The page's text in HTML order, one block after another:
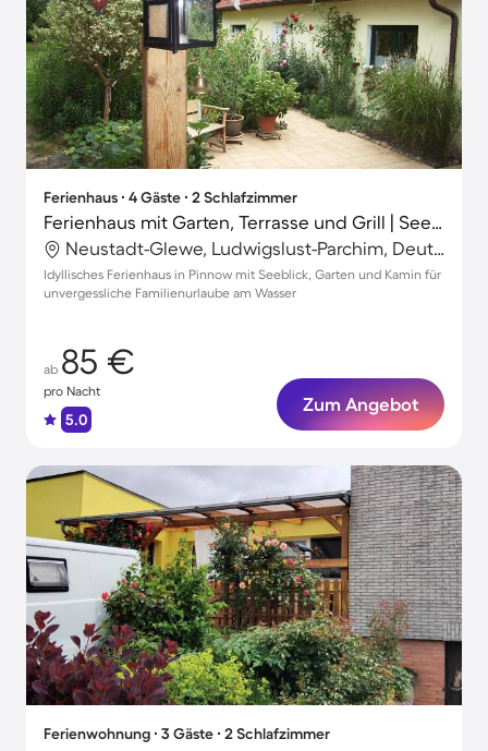
Ferienhaus ∙ 4 Gäste ∙ 2 Schlafzimmer
Ferienhaus mit Garten, Terrasse und Grill | Seeblick
Neustadt-Glewe, Ludwigslust-Parchim, Deutschland
Idyllisches Ferienhaus in Pinnow mit Seeblick, Garten und Kamin für
unvergessliche Familienurlaube am Wasser
ab 85 €
pro Nacht
5.0
Zum Angebot
Ferienwohnung ∙ 3 Gäste ∙ 2 Schlafzimmer